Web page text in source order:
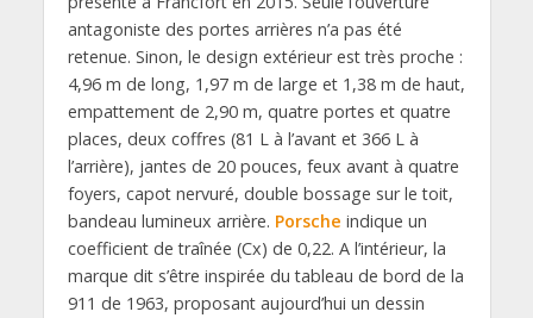
antagoniste des portes arrières n’a pas été
retenue. Sinon, le design extérieur est très proche :
4,96 m de long, 1,97 m de large et 1,38 m de haut,
empattement de 2,90 m, quatre portes et quatre
places, deux coffres (81 L à l’avant et 366 L à
l’arrière), jantes de 20 pouces, feux avant à quatre
foyers, capot nervuré, double bossage sur le toit,
bandeau lumineux arrière. Porsche indique un
coefficient de traînée (Cx) de 0,22. A l’intérieur, la
marque dit s’être inspirée du tableau de bord de la
911 de 1963, proposant aujourd’hui un dessin